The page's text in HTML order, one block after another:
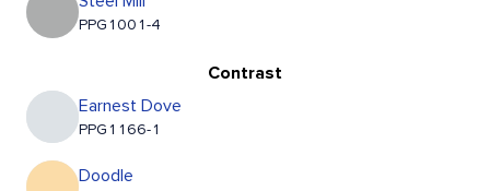
PPG1001-4
Contrast
Earnest Dove
PPG1166-1
Doodle